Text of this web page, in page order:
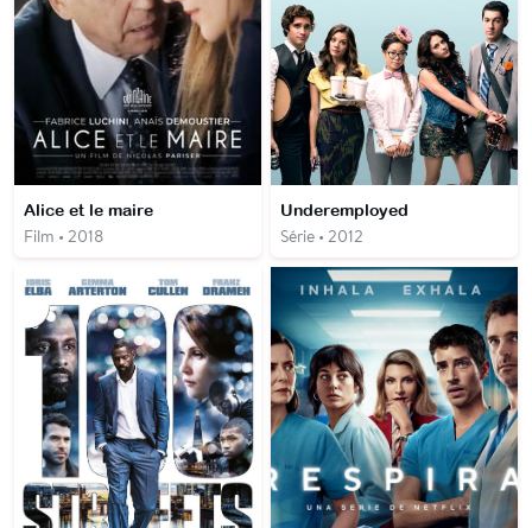
Alice et le maire
Film • 2018
Underemployed
Série • 2012